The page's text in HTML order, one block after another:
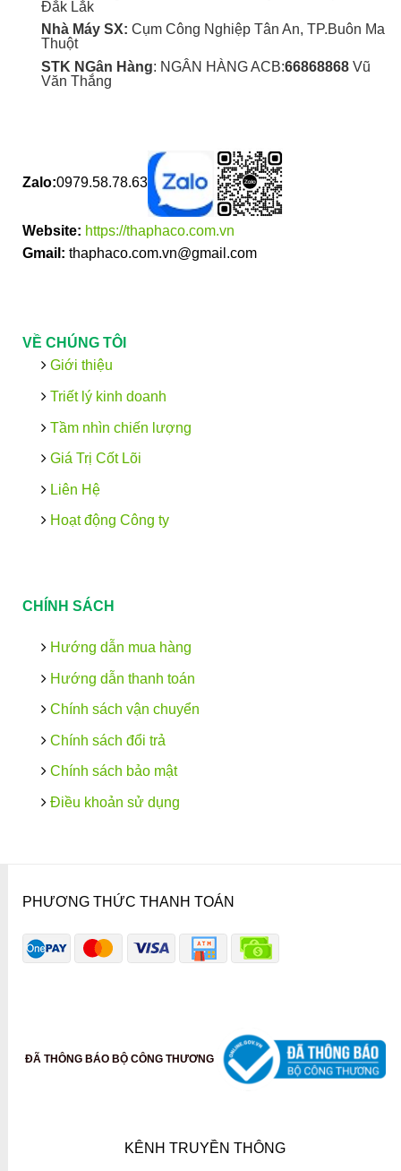
Đắk Lắk
Nhà Máy SX: Cụm Công Nghiệp Tân An, TP.Buôn Ma
Thuột
STK NGân Hàng: NGÂN HÀNG ACB:66868868Vũ
Văn Thắng
Zalo:0979.58.78.63
Website: https://thaphaco.com.vn
Gmail: thaphaco.com.vn@gmail.com
VỀ CHÚNG TÔI
Giới thiệu
Triết lý kinh doanh
Tầm nhìn chiến lượng
Giá Trị Cốt Lõi
Liên Hệ
Hoạt động Công ty
CHÍNH SÁCH
Hướng dẫn mua hàng
Hướng dẫn thanh toán
Chính sách vận chuyển
Chính sách đổi trả
Chính sách bảo mật
Điều khoản sử dụng
PHƯƠNG THỨC THANH TOÁN
ĐÃ THÔNG BÁO BỘ CÔNG THƯƠNG
KÊNH TRUYỀN THÔNG